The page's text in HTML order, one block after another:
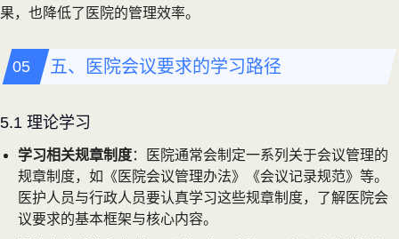
果，也降低了医院的管理效率。
五、医院会议要求的学习路径
5.1 理论学习
学习相关规章制度：医院通常会制定一系列关于会议管理的
规章制度，如《医院会议管理办法》《会议记录规范》等。
医护人员与行政人员要认真学习这些规章制度，了解医院会
议要求的基本框架与核心内容。